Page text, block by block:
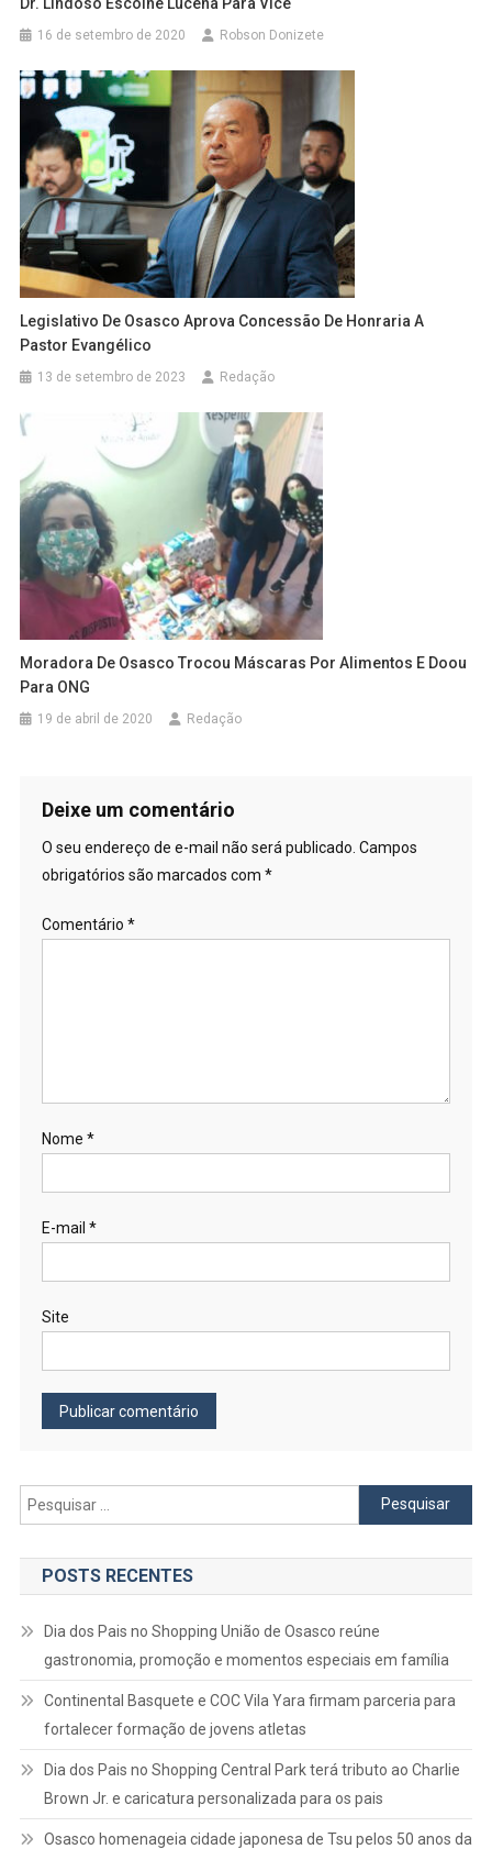
16 de setembro de 2020 Robson Donizete
Legislativo De Osasco Aprova Concessão De Honraria A
Pastor Evangélico
13 de setembro de 2023 Redação
Moradora De Osasco Trocou Máscaras Por Alimentos E Doou
Para ONG
19 de abril de 2020 Redação
Deixe um comentário
O seu endereço de e-mail não será publicado. Campos
obrigatórios são marcados com *
Comentário *
Nome *
E-mail *
Site
Pesquisar
por:
POSTS RECENTES
Dia dos Pais no Shopping União de Osasco reúne
gastronomia, promoção e momentos especiais em família
Continental Basquete e COC Vila Yara firmam parceria para
fortalecer formação de jovens atletas
Dia dos Pais no Shopping Central Park terá tributo ao Charlie
Brown Jr. e caricatura personalizada para os pais
Osasco homenageia cidade japonesa de Tsu pelos 50 anos da